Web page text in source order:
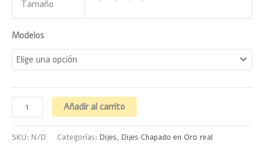
Tamaño
Modelos
Añadir al carrito
SKU: N/D Categorías: Dijes, Dijes Chapado en Oro real